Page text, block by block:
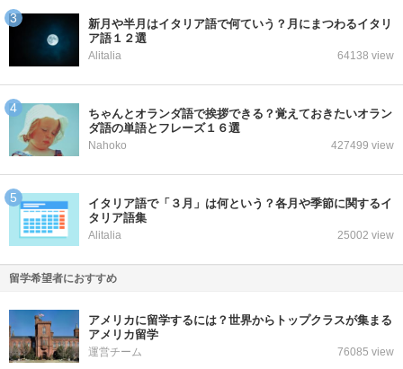
新月や半月はイタリア語で何ていう？月にまつわるイタリ
ア語１２選
Alitalia 64138 view
ちゃんとオランダ語で挨拶できる？覚えておきたいオラン
ダ語の単語とフレーズ１６選
Nahoko 427499 view
イタリア語で「３月」は何という？各月や季節に関するイ
タリア語集
Alitalia 25002 view
留学希望者におすすめ
アメリカに留学するには？世界からトップクラスが集まる
アメリカ留学
運営チーム 76085 view